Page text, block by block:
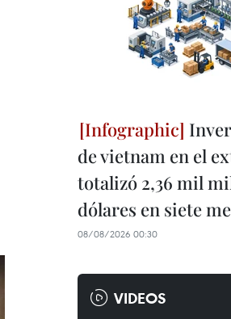
de vietnam en el
totalizó 2,36 mil
dólares en siete
08/08/2026 00:30
VIDEOS